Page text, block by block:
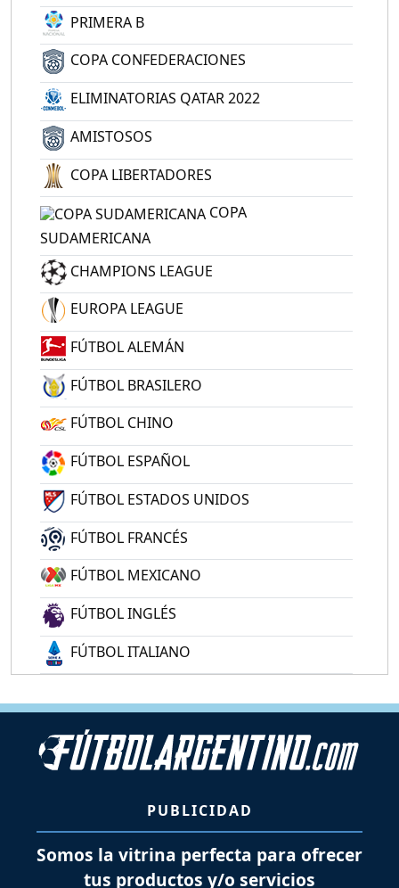
PRIMERA B
COPA CONFEDERACIONES
ELIMINATORIAS QATAR 2022
AMISTOSOS
COPA LIBERTADORES
COPA
SUDAMERICANA
CHAMPIONS LEAGUE
EUROPA LEAGUE
FÚTBOL ALEMÁN
FÚTBOL BRASILERO
FÚTBOL CHINO
FÚTBOL ESPAÑOL
FÚTBOL ESTADOS UNIDOS
FÚTBOL FRANCÉS
FÚTBOL MEXICANO
FÚTBOL INGLÉS
FÚTBOL ITALIANO
PUBLICIDAD
Somos la vitrina perfecta para ofrecer
tus productos y/o servicios